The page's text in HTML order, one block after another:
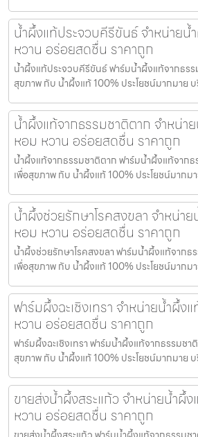
น้ำผึ้งแท้ประจวบคีรีขันธ์ จำหน่าย
หวาน อร่อยสดชื่น ราคาถูก
น้ำผึ้งแท้ประจวบคีรีขันธ์ ฟาร์มน้ำผึ้งแท้จากธร
สุขภาพ กับ น้ำผึ้งแท้ 100% ประโยชน์มากมาย
น้ำผึ้งแท้จากธรรมชาติตาก จำหน่า
หอม หวาน อร่อยสดชื่น ราคาถูก
น้ำผึ้งแท้จากธรรมชาติตาก ฟาร์มน้ำผึ้งแท้จาก
เพื่อสุขภาพ กับ น้ำผึ้งแท้ 100% ประโยชน์มากม
น้ำผึ้งช่วยรักษาโรคสงขลา จำหน่า
หอม หวาน อร่อยสดชื่น ราคาถูก
น้ำผึ้งช่วยรักษาโรคสงขลา ฟาร์มน้ำผึ้งแท้จากธ
เพื่อสุขภาพ กับ น้ำผึ้งแท้ 100% ประโยชน์มากม
ฟาร์มผึ้งฉะเชิงเทรา จำหน่ายน้ำผึ้ง
หวาน อร่อยสดชื่น ราคาถูก
ฟาร์มผึ้งฉะเชิงเทรา ฟาร์มน้ำผึ้งแท้จากธรรมชา
สุขภาพ กับ น้ำผึ้งแท้ 100% ประโยชน์มากมาย
ขายส่งน้ำผึ้งสระแก้ว จำหน่ายน้ำผึ้
หวาน อร่อยสดชื่น ราคาถูก